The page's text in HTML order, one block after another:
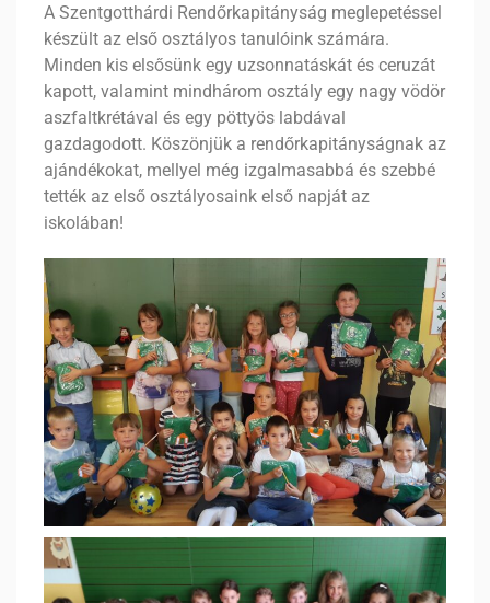
A Szentgotthárdi Rendőrkapitányság meglepetéssel
készült az első osztályos tanulóink számára.
Minden kis elsősünk egy uzsonnatáskát és ceruzát
kapott, valamint mindhárom osztály egy nagy vödör
aszfaltkrétával és egy pöttyös labdával
gazdagodott. Köszönjük a rendőrkapitányságnak az
ajándékokat, mellyel még izgalmasabbá és szebbé
tették az első osztályosaink első napját az
iskolában!